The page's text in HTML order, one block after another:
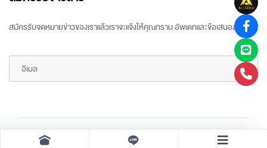
สมัครรับจดหมายข่าวของเราแล้วเราจะแจ้งให้คุณทราบ อัพเดทและข้อเสนอล่าสุด